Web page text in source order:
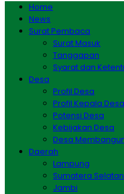
Home
News
Surat Pembaca
Surat Masuk
Tanggapan
Syarat dan
Desa
Profil Desa
Profil Kepala Desa
Potensi Desa
Kebijakan Desa
Desa
Daerah
Lampung
Sumatera Selatan
Jambi